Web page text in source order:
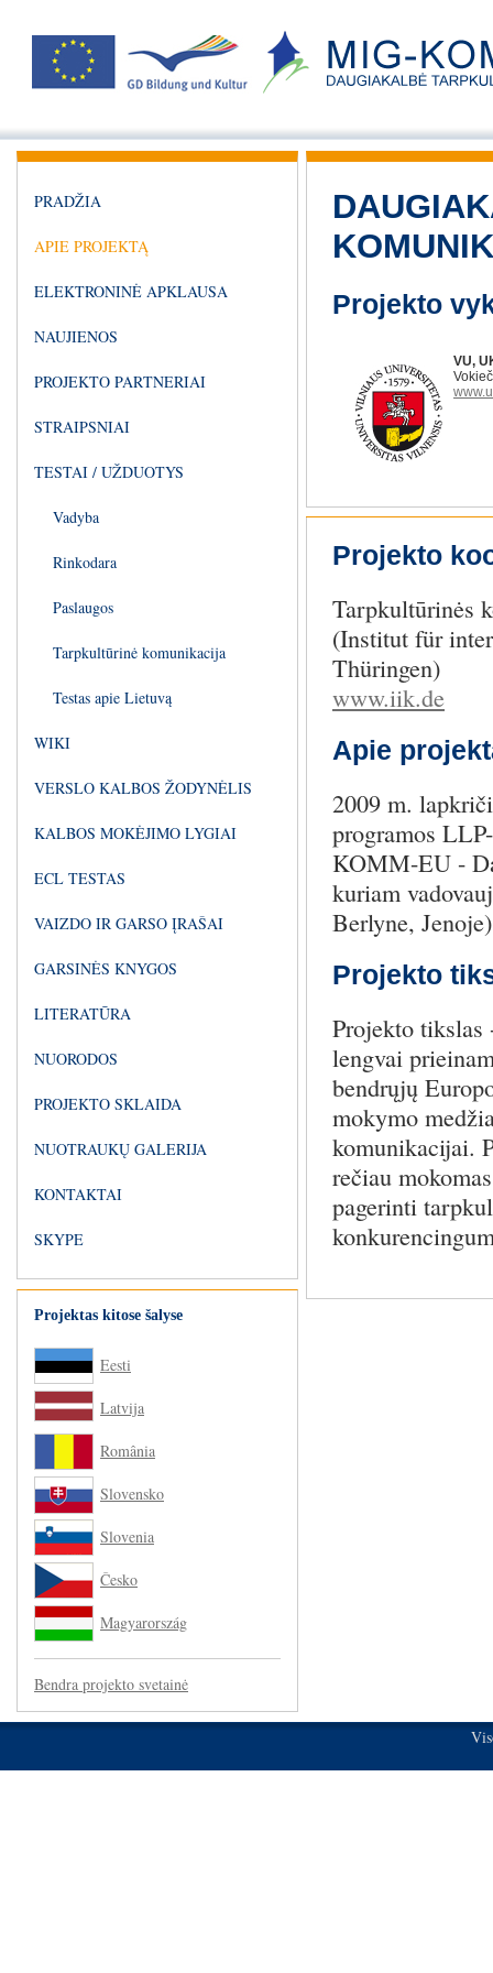
PRADŽIA
APIE PROJEKTĄ
ELEKTRONINĖ APKLAUSA
NAUJIENOS
PROJEKTO PARTNERIAI
STRAIPSNIAI
TESTAI / UŽDUOTYS
Vadyba
Rinkodara
Paslaugos
Tarpkultūrinė komunikacija
Testas apie Lietuvą
WIKI
VERSLO KALBOS ŽODYNĖLIS
KALBOS MOKĖJIMO LYGIAI
ECL TESTAS
VAIZDO IR GARSO ĮRAŠAI
GARSINĖS KNYGOS
LITERATŪRA
NUORODOS
PROJEKTO SKLAIDA
NUOTRAUKŲ GALERIJA
KONTAKTAI
SKYPE
Projektas kitose šalyse
Eesti
Latvija
România
Slovensko
Slovenia
Česko
Magyarország
Bendra projekto svetainė
Projekto
VU,
Projekto
Tarpkultūrinės
(Institut für
Thüringen)
www.iik.de
Apie
2009 m.
programos
KOMM-EU -
kuriam
Berlyne,
Projekto
Projekto
lengvai
bendrųjų
mokymo
komunikacijai.
rečiau
pagerinti